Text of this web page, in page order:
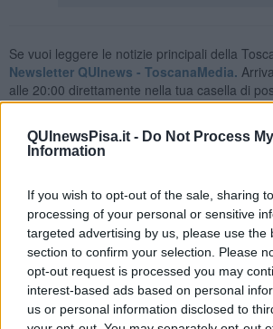
QUInewsPisa.it - Do Not Process
Information
If you wish to opt-out of the sale, sharing
processing of your personal or sensitive
targeted advertising by us, please use the
section to confirm your selection. Please
opt-out request is processed you may
interest-based ads based on personal
us or personal information disclosed to
Se vuoi leggere le notizie principali della
Newsletter QUInews - ToscanaMedia.
alle 20:00 direttamente nella tua casella di
Videogallery